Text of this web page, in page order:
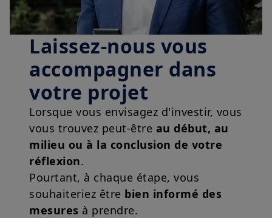
Laissez-nous vous
accompagner dans
votre projet
Lorsque vous envisagez d'investir, vous
vous trouvez peut-être au début, au
milieu ou à la conclusion de votre
réflexion.
Pourtant, à chaque étape, vous
souhaiteriez être bien informé des
mesures à prendre.